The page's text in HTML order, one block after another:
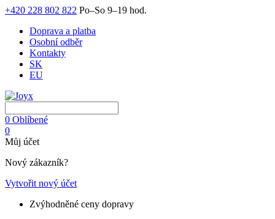
+420 228 802 822 Po–So 9–19 hod.
Doprava a platba
Osobní odběr
Kontakty
SK
EU
0 Oblíbené
0
Můj účet
Nový zákazník?
Vytvořit nový účet
Zvýhodněné ceny dopravy